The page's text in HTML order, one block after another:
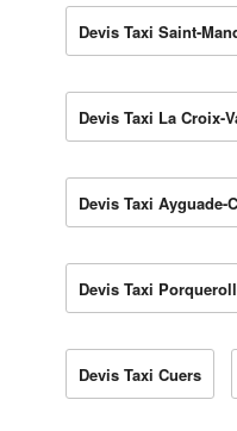
Devis Taxi Saint-
Devis Taxi La Croix-
Devis Taxi Ayguade-
Devis Taxi
Devis Taxi Cuers